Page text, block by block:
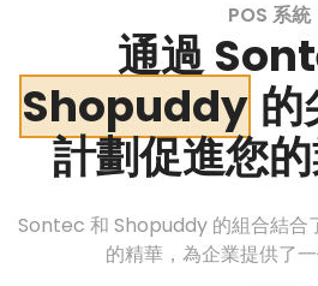
POS 系統
通過
Shopuddy 的
計劃促進您
Sontec 和 Shopuddy 的組合結合
的精華，為企業提供了一